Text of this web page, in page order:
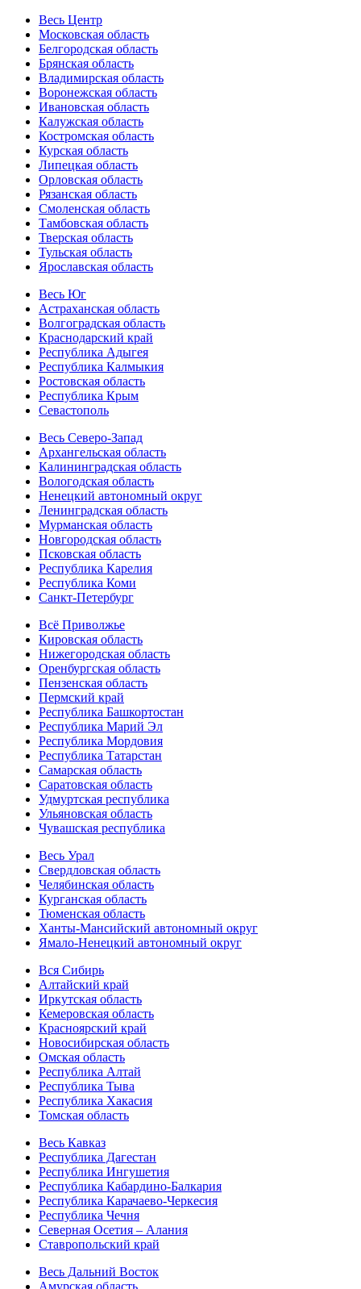
Весь Центр
Московская область
Белгородская область
Брянская область
Владимирская область
Воронежская область
Ивановская область
Калужская область
Костромская область
Курская область
Липецкая область
Орловская область
Рязанская область
Смоленская область
Тамбовская область
Тверская область
Тульская область
Ярославская область
Весь Юг
Астраханская область
Волгоградская область
Краснодарский край
Республика Адыгея
Республика Калмыкия
Ростовская область
Республика Крым
Севастополь
Весь Северо-Запад
Архангельская область
Калининградская область
Вологодская область
Ненецкий автономный округ
Ленинградская область
Мурманская область
Новгородская область
Псковская область
Республика Карелия
Республика Коми
Санкт-Петербург
Всё Приволжье
Кировская область
Нижегородская область
Оренбургская область
Пензенская область
Пермский край
Республика Башкортостан
Республика Марий Эл
Республика Мордовия
Республика Татарстан
Самарская область
Саратовская область
Удмуртская республика
Ульяновская область
Чувашская республика
Весь Урал
Свердловская область
Челябинская область
Курганская область
Тюменская область
Ханты-Мансийский автономный округ
Ямало-Ненецкий автономный округ
Вся Сибирь
Алтайский край
Иркутская область
Кемеровская область
Красноярский край
Новосибирская область
Омская область
Республика Алтай
Республика Тыва
Республика Хакасия
Томская область
Весь Кавказ
Республика Дагестан
Республика Ингушетия
Республика Кабардино-Балкария
Республика Карачаево-Черкесия
Республика Чечня
Северная Осетия – Алания
Ставропольский край
Весь Дальний Восток
Амурская область